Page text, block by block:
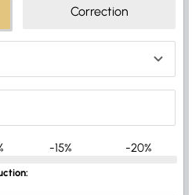
Correction
-15% -20%